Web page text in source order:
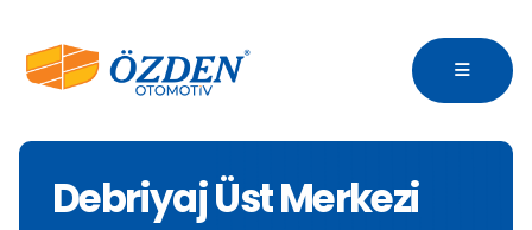
Debriyaj Üst Merkezi